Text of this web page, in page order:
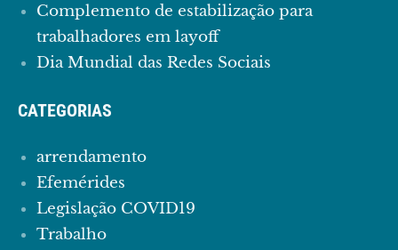
Complemento de estabilização para
trabalhadores em layoff
Dia Mundial das Redes Sociais
CATEGORIAS
arrendamento
Efemérides
Legislação COVID19
Trabalho